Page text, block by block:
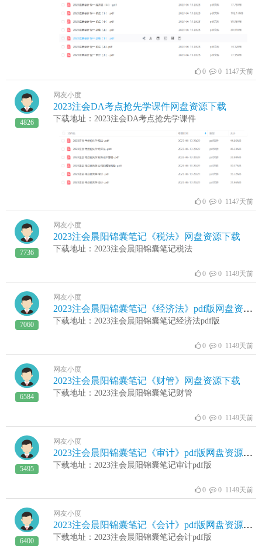
0 0 1147天前
4826
网友小度
2023注会DA考点抢先学课件网盘资源下载
下载地址：2023注会DA考点抢先学课件
0 0 1147天前
7736
网友小度
2023注会晨阳锦囊笔记《税法》网盘资源下载
下载地址：2023注会晨阳锦囊笔记税法
0 0 1149天前
7060
网友小度
2023注会晨阳锦囊笔记《经济法》pdf版网盘资源下载
下载地址：2023注会晨阳锦囊笔记经济法pdf版
0 0 1149天前
6584
网友小度
2023注会晨阳锦囊笔记《财管》网盘资源下载
下载地址：2023注会晨阳锦囊笔记财管
0 0 1149天前
5495
网友小度
2023注会晨阳锦囊笔记《审计》pdf版网盘资源下载
下载地址：2023注会晨阳锦囊笔记审计pdf版
0 0 1149天前
6400
网友小度
2023注会晨阳锦囊笔记《会计》pdf版网盘资源下载
下载地址：2023注会晨阳锦囊笔记会计pdf版